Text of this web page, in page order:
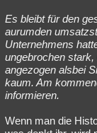
Es bleibt für den
aurumden
Unternehmens
ungebrochen
angezogen alsbei
kaum. Am
informieren.
Wenn man die